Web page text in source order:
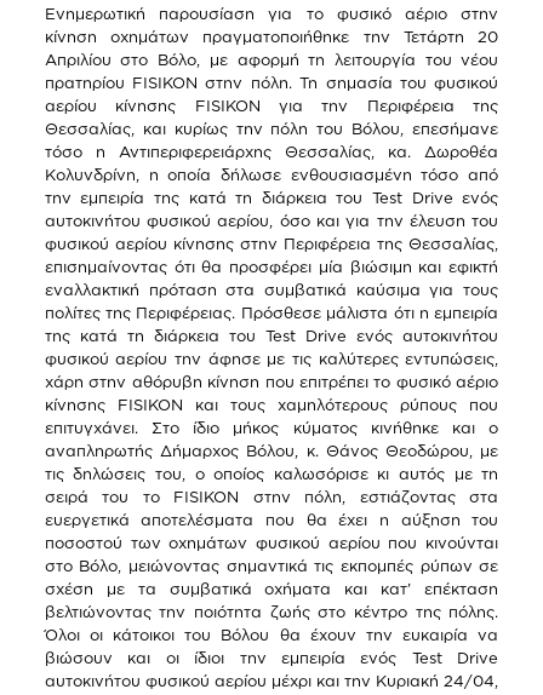
Ενημερωτική παρουσίαση για το φυσικό αέριο στην
κίνηση οχημάτων πραγματοποιήθηκε την Τετάρτη 20
Απριλίου στο Βόλο, με αφορμή τη λειτουργία του νέου
πρατηρίου FISIKON στην πόλη. Τη σημασία του φυσικού
αερίου κίνησης FISIKON για την Περιφέρεια της
Θεσσαλίας, και κυρίως την πόλη του Βόλου, επεσήμανε
τόσο η Αντιπεριφερειάρχης Θεσσαλίας, κα. Δωροθέα
Κολυνδρίνη, η οποία δήλωσε ενθουσιασμένη τόσο από
την εμπειρία της κατά τη διάρκεια του Test Drive ενός
αυτοκινήτου φυσικού αερίου, όσο και για την έλευση του
φυσικού αερίου κίνησης στην Περιφέρεια της Θεσσαλίας,
επισημαίνοντας ότι θα προσφέρει μία βιώσιμη και εφικτή
εναλλακτική πρόταση στα συμβατικά καύσιμα για τους
πολίτες της Περιφέρειας. Πρόσθεσε μάλιστα ότι η εμπειρία
της κατά τη διάρκεια του Test Drive ενός αυτοκινήτου
φυσικού αερίου την άφησε με τις καλύτερες εντυπώσεις,
χάρη στην αθόρυβη κίνηση που επιτρέπει το φυσικό αέριο
κίνησης FISIKON και τους χαμηλότερους ρύπους που
επιτυγχάνει. Στο ίδιο μήκος κύματος κινήθηκε και ο
αναπληρωτής Δήμαρχος Βόλου, κ. Θάνος Θεοδώρου, με
τις δηλώσεις του, ο οποίος καλωσόρισε κι αυτός με τη
σειρά του το FISIKON στην πόλη, εστιάζοντας στα
ευεργετικά αποτελέσματα που θα έχει η αύξηση του
ποσοστού των οχημάτων φυσικού αερίου που κινούνται
στο Βόλο, μειώνοντας σημαντικά τις εκπομπές ρύπων σε
σχέση με τα συμβατικά οχήματα και κατ’ επέκταση
βελτιώνοντας την ποιότητα ζωής στο κέντρο της πόλης.
Όλοι οι κάτοικοι του Βόλου θα έχουν την ευκαιρία να
βιώσουν και οι ίδιοι την εμπειρία ενός Test Drive
αυτοκινήτου φυσικού αερίου μέχρι και την Κυριακή 24/04,